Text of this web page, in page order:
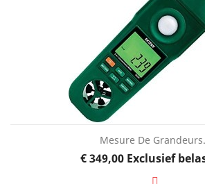
Mesure De
Prijs
€ 349,00 Exclusief